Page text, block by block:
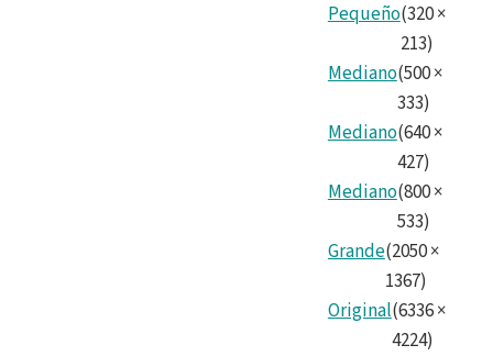
Pequeño(320×
213)
Mediano(500×
333)
Mediano(640×
427)
Mediano(800×
533)
Grande(2050×
1367)
Original(6336×
4224)